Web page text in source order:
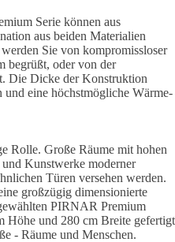
Serie können aus
aus beiden Materialien
Sie von kompromissloser
begrüßt, oder von der
Die Dicke der Konstruktion
eine höchstmögliche Wärme-
Rolle. Große Räume mit hohen
Kunstwerke moderner
Türen versehen werden.
großzügig dimensionierte
PIRNAR Premium
Höhe und 280 cm Breite gefertigt
- Räume und Menschen.